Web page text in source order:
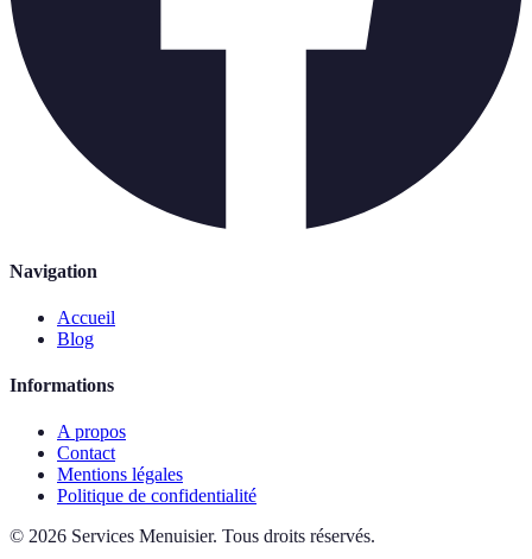
Navigation
Accueil
Blog
Informations
A propos
Contact
Mentions légales
Politique de confidentialité
© 2026 Services Menuisier. Tous droits réservés.